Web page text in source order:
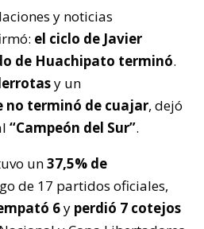
y noticias
el ciclo de Javier
de Huachipato terminó.
y un
terminó de cuajar, dejó
“Campeón del Sur”.
un37,5% de
de 17 partidos oficiales,
6y perdió 7 cotejos